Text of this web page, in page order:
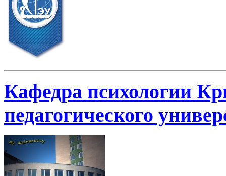
Кафедра психологии
педагогического